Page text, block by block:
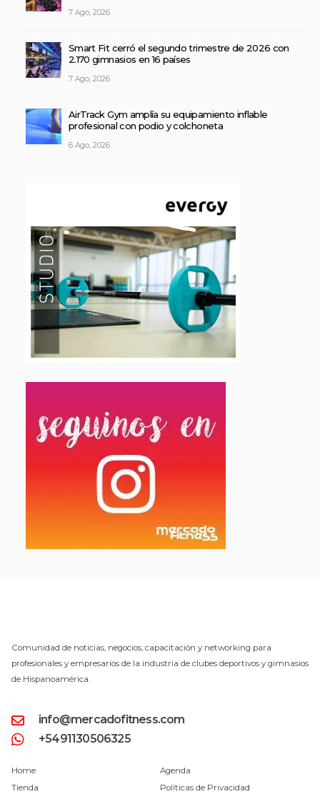
7 Ago, 2026
Smart Fit cerró el segundo trimestre de 2026 con
2.170 gimnasios en 16 países
7 Ago, 2026
AirTrack Gym amplía su equipamiento inflable
profesional con podio y colchoneta
6 Ago, 2026
Comunidad de noticias, negocios, capacitación y networking para
profesionales y empresarios de la industria de clubes deportivos y gimnasios
de Hispanoamérica.
info@mercadofitness.com
+5491130506325
Home
Tienda
Agenda
Políticas de Privacidad